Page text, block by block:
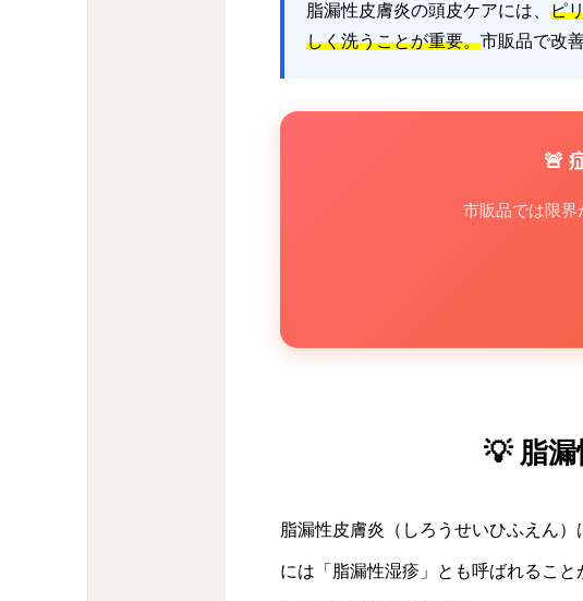
脂漏性皮膚炎の頭皮ケアには、 ピ
しく洗うことが重要。市販品で改
🚨
市販品では限界
💡 脂
脂漏性皮膚炎（しろうせいひふえん）
には「脂漏性湿疹」とも呼ばれること